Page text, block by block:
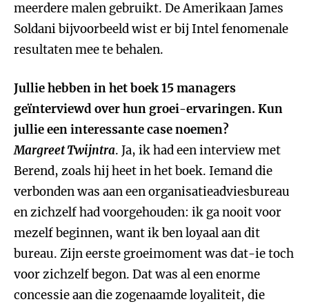
meerdere malen gebruikt. De Amerikaan James
Soldani bijvoorbeeld wist er bij Intel fenomenale
resultaten mee te behalen.
Jullie hebben in het boek 15 managers
geïnterviewd over hun groei-ervaringen. Kun
jullie een interessante case noemen?
Margreet Twijntra. Ja, ik had een interview met
Berend, zoals hij heet in het boek. Iemand die
verbonden was aan een organisatieadviesbureau
en zichzelf had voorgehouden: ik ga nooit voor
mezelf beginnen, want ik ben loyaal aan dit
bureau. Zijn eerste groeimoment was dat-ie toch
voor zichzelf begon. Dat was al een enorme
concessie aan die zogenaamde loyaliteit, die